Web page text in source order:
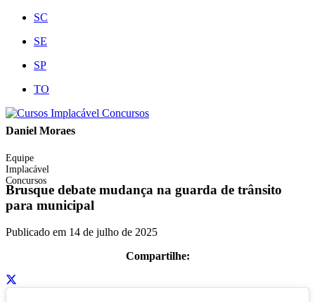
SC
SE
SP
TO
Daniel Moraes
Equipe
Implacável
Concursos
Brusque debate mudança na guarda de trânsito
para municipal
Publicado em 14 de julho de 2025
Compartilhe: